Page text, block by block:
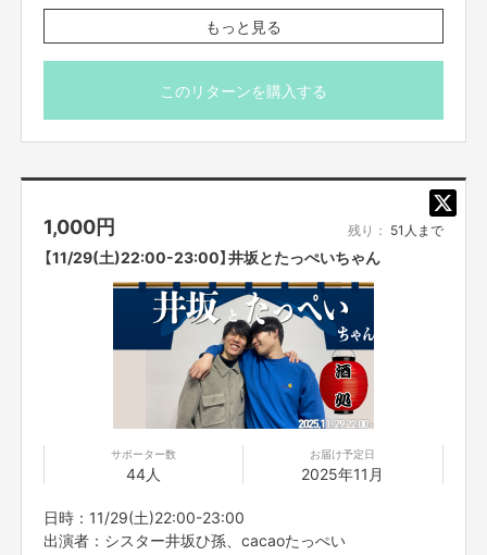
※こちらのリターンは11/26(水)23:59までお買い求め頂け
ます。
※出演者は変更になる場合がありますので予めご了承くだ
さい。変更になった場合の返金は致しかねます。
もっと見る
このリターンを購入する
1,000円 残り： 51人まで
【11/29(土)22:00-23:00】井坂とたっぺいちゃん
サポーター数
44人
お届け予定日
2025年11月
日時：11/29(土)22:00-23:00
出演者：シスター井坂ひ孫、cacaoたっぺい